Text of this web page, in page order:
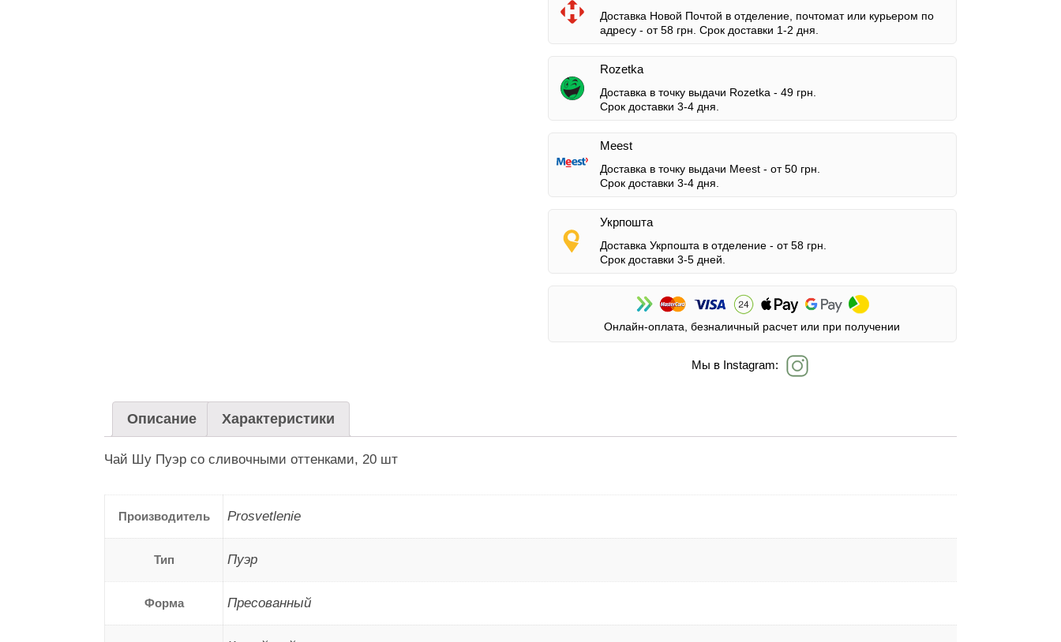
Доставка Новой Почтой в отделение, почтомат или курьером по
адресу - от 58 грн. Срок доставки 1-2 дня.
Rozetka
Доставка в точку выдачи Rozetka - 49 грн.
Срок доставки 3-4 дня.
Meest
Доставка в точку выдачи Meest - от 50 грн.
Срок доставки 3-4 дня.
Укрпошта
Доставка Укрпошта в отделение - от 58 грн.
Срок доставки 3-5 дней.
Онлайн-оплата, безналичный расчет или при получении
Мы в Instagram:
Описание Характеристики
Чай Шу Пуэр со сливочными оттенками, 20 шт
Производитель Prosvetlenie
Тип Пуэр
Форма Пресованный